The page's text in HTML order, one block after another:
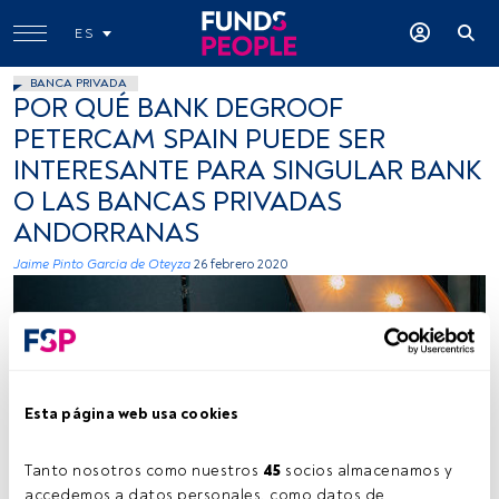
Esta página web usa cookies
Tanto nosotros como nuestros 45 socios almacenamos y
accedemos a datos personales, como datos de
ES
BANCA PRIVADA
POR QUÉ BANK DEGROOF
PETERCAM SPAIN PUEDE SER
INTERESANTE PARA SINGULAR BANK
O LAS BANCAS PRIVADAS
ANDORRANAS
Jaime Pinto Garcia de Oteyza 26 febrero 2020
Photo by Jon Tyson on Unsplash